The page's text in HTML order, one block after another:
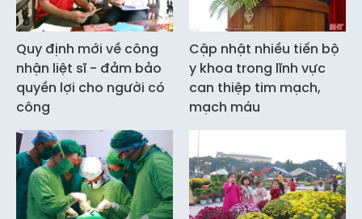
Quy định mới về công
nhận liệt sĩ - đảm bảo
quyền lợi cho người có
công
Cập nhật nhiều tiến bộ
y khoa trong lĩnh vực
can thiệp tim mạch,
mạch máu